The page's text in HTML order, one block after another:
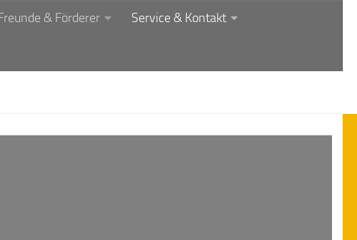
& Förderer Service & Kontakt